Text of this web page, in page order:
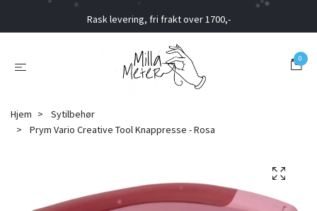
Rask levering, fri frakt over 1700,-
0
Hjem
Sytilbehør
Prym Vario Creative Tool Knappresse - Rosa